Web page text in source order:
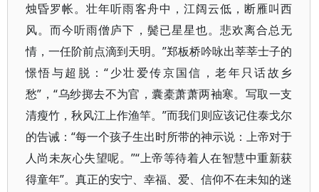
烛昏罗帐。壮年听雨客舟中，江阔云低，断雁叫西
风。而今听雨僧庐下，鬓已星星也。悲欢离合总无
情，一任阶前点滴到天明。”郑板桥吟咏出莘莘士子的
憬悟与超脱：“少壮爱传京国信，老年只话故乡
愁”，“乌纱掷去不为官，囊橐萧萧两袖寒。写取一支
清瘦竹，秋风江上作渔竿。”而我们则应该记住泰戈尔
的告诫：“每一个孩子生出时所带的神示说：上帝对于
人尚未灰心失望呢。”“上帝等待着人在智慧中重新获
得童年”。真正的安宁、幸福、爱、信仰不在未知的迷